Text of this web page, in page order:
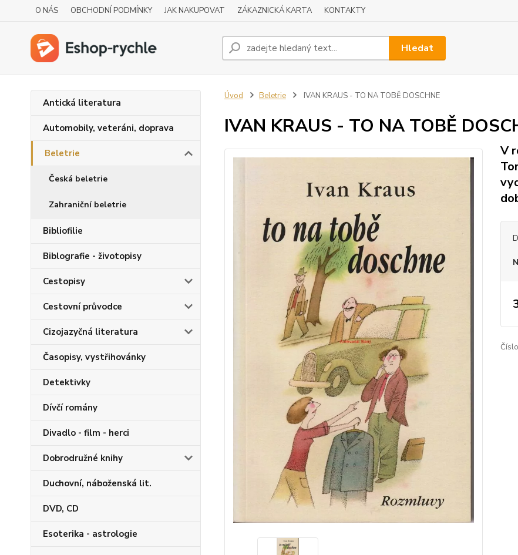
O NÁS OBCHODNÍ PODMÍNKY JAK NAKUPOVAT ZÁKAZNICKÁ KARTA KONTAKTY
Hledat
Antická literatura
Automobily, veteráni, doprava
Beletrie
Česká beletrie
Zahraniční beletrie
Bibliofilie
Biblografie - životopisy
Cestopisy
Cestovní průvodce
Cizojazyčná literatura
Časopisy, vystřihovánky
Detektivky
Dívčí romány
Divadlo - film - herci
Dobrodružné knihy
Duchovní, náboženská lit.
DVD, CD
Esoterika - astrologie
Úvod Beletrie IVAN KRAUS - TO NA TOBĚ DOSCHNE
IVAN KRAUS - TO NA TOBĚ
V